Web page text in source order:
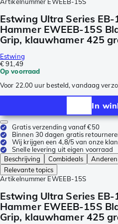
Estwing Ultra Series
Hammer EWEEB-15S
Grip, klauwhamer 425
Estwing
€ 91,49
Op voorraad
Voor 22.00 uur besteld, vandaag
In
Gratis verzending vanaf €50
Binnen 30 dagen gratis
Wij krijgen een 4,8/5 van onze
Snelle levering uit eigen voorraad
Beschrijving
Combideals
Relevante topics
Artikelnummer EWEEB-15S
Estwing Ultra Series
Hammer EWEEB-15S
Grip, klauwhamer 425